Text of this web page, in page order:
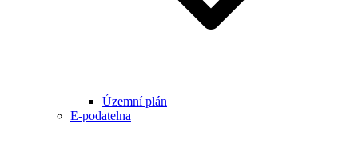
Územní plán
E-podatelna